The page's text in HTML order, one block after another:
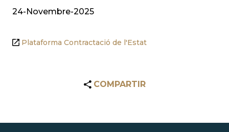
24-Novembre-2025
Plataforma Contractació de l'Estat
COMPARTIR